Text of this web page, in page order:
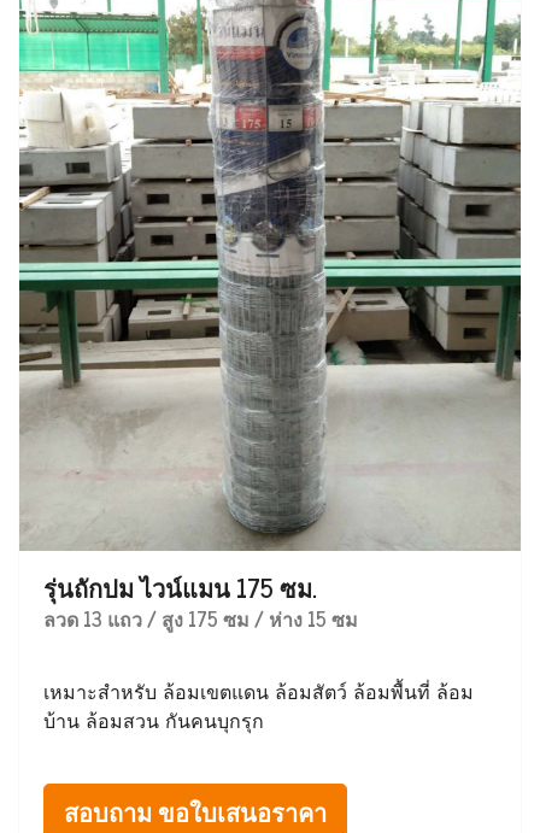
รุ่นถักปม ไวน์แมน 175 ซม.
ลวด 13 แถว / สูง 175 ซม / ห่าง 15 ซม
เหมาะสำหรับ ล้อมเขตแดน ล้อมสัตว์ ล้อมพื้นที่ ล้อม
บ้าน ล้อมสวน กันคนบุกรุก
สอบถาม ขอใบเสนอราคา